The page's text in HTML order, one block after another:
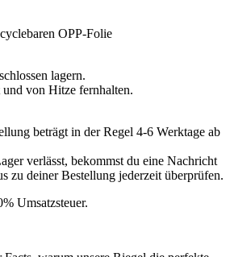
OPP-Folie
lagern.
von Hitze fernhalten.
beträgt in der Regel 4-6 Werktage ab
verlässt, bekommst du eine Nachricht
zu deiner Bestellung jederzeit überprüfen.
Umsatzsteuer.